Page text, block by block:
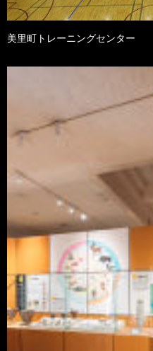
美里町トレーニングセンター